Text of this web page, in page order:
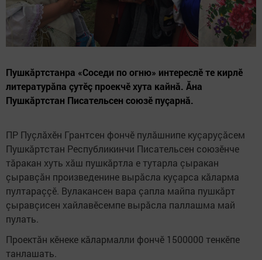
Пушкăртстанра «Соседи по огню» интереслӗ те кирлӗ
литературăпа çутӗç проекчӗ хута кайнă. Ăна
Пушкăртстан Писательсен союзӗ пуçарнă.
ПР Пуçлăхӗн Грантсен фончӗ пулăшнипе куçаруçăсем
Пушкăртстан Республикинчи Писательсен союзӗнче
тăракан хуть хăш пушкăртла е тутарла çыракан
çыравçăн произведенине вырăсла куçарса кăларма
пултараççӗ. Вулакансен вара çапла майпа пушкăрт
çыравçисен хайлавӗсемпе вырăсла паллашма май
пулать.
Проектăн кӗнеке кăлармалли фончӗ 1500000 тенкӗпе
танлашать.